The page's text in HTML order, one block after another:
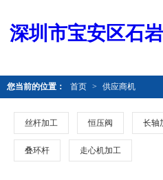
深圳市宝安区石
您当前的位置： 首页 > 供应商机
丝杆加工 恒压阀 长轴
叠环杆 走心机加工